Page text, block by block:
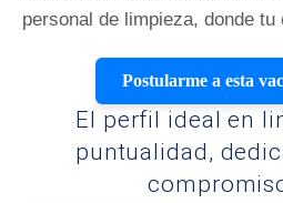
personal de limpieza, donde
Postularme a esta
El perfil ideal en
puntualidad,